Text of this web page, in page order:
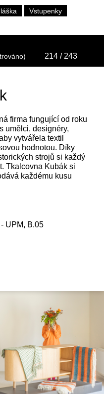
Vstupenky
214 / 243
firma fungující od roku
umělci, designéry,
vytvářela textil
hodnotou. Díky
strojů si každý
Tkalcovna Kubák si
každému kusu
UPM, B.05